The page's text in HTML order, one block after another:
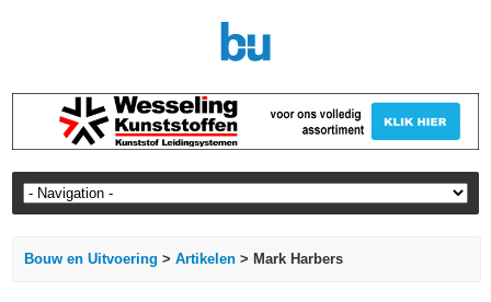
Bouw en Uitvoering >Artikelen > Mark Harbers